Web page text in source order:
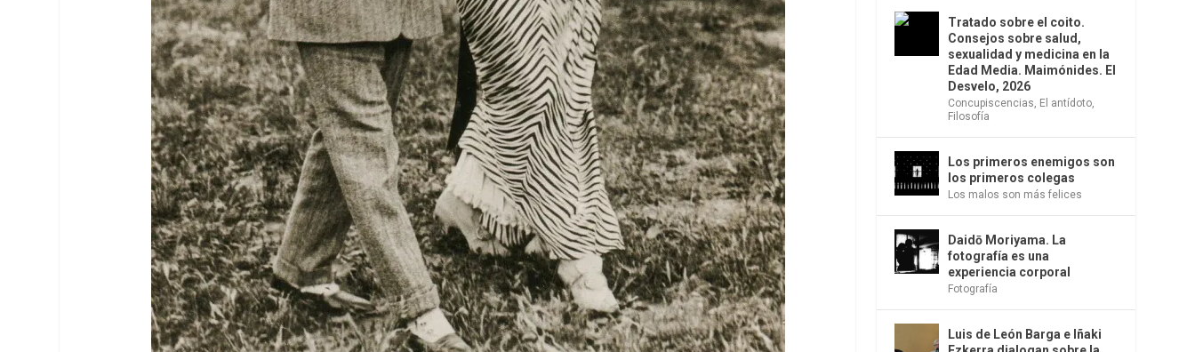
Tratado sobre el coito.
Consejos sobre salud,
sexualidad y medicina en la
Edad Media. Maimónides. El
Desvelo, 2026
Concupiscencias El antídoto
Filosofía
Los primeros enemigos son
los primeros colegas
Los malos son más felices
Daidō Moriyama. La
fotografía es una
experiencia corporal
Fotografía
Luis de León Barga e Iñaki